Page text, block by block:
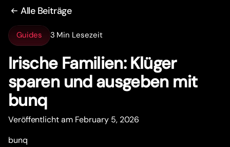
Alle Beiträge
Guides 3 Min Lesezeit
Irische Familien: Klüger
sparen und ausgeben mit
bunq
Veröffentlicht am February 5, 2026
bunq